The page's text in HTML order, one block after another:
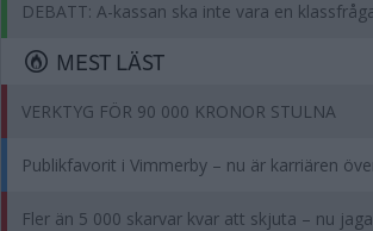
DEBATT: A-kassan ska inte vara en
MEST LÄST
VERKTYG FÖR 90 000 KRONOR STULNA
Publikfavorit i Vimmerby – nu är karriären
Fler än 5 000 skarvar kvar att skjuta – nu